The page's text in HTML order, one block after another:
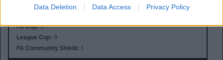
Data Deletion Data Access Privacy Policy
ALBO D'ORO
FA Cup:5
League Cup: 9
FA Community Shield: 1